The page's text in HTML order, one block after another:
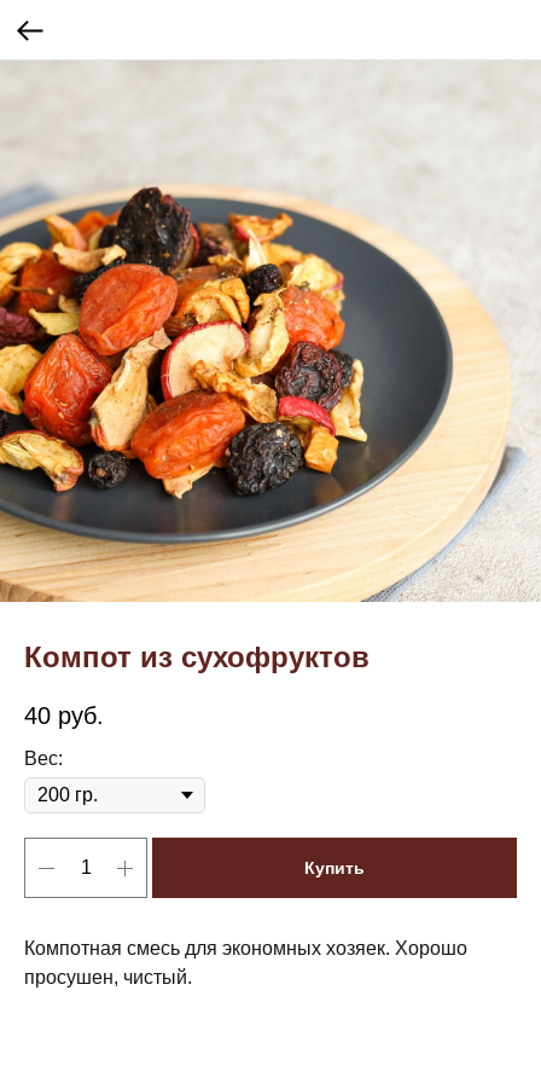
Компот из сухофруктов
40 руб.
Вес:
Купить
Компотная смесь для экономных хозяек. Хорошо
просушен, чистый.